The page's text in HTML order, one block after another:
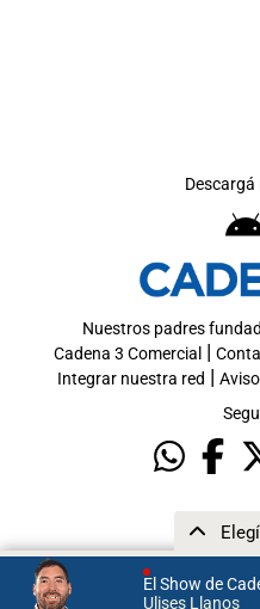
El Show de
Ulises Llanos
Nuestros padres
Cadena 3 Comercial |
Integrar nuestra red |